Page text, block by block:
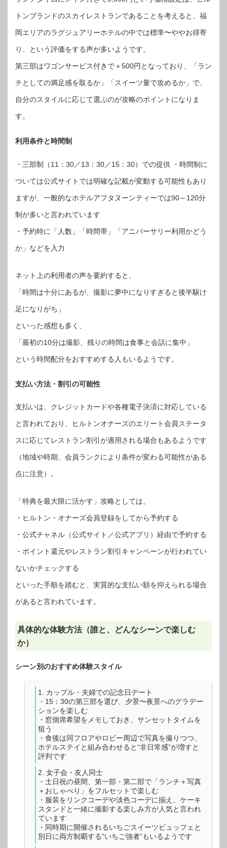
トンブランドのスカイレストランであることを考えると、福
岡エリアのラグジュアリーホテルの中では標準〜ややお得寄
り、という評価をする声が多いようです。
第三部はワゴンサービス付きで＋500円となっており、「ラン
チとしての満足感を取るか」「スイーツ量で攻めるか」で、
自分のスタイルに応じて選ぶのが攻略のポイントになりま
す。
利用条件と時間制
・三部制（11：30／13：30／15：30）での提供 ・時間制に
ついては公式サイトでは明確な記載が変動する可能性もあり
ますが、一般的なホテルアフタヌーンティーでは90～120分
制が多いと言われています
・予約時に「人数」「時間帯」「アニバーサリー利用かどう
か」などを入力
ネット上の利用者の声を要約すると、
「時間は十分にあるが、撮影に夢中になりすぎると後半駆け
足になりがち」
といった感想も多く、
「最初の10分は撮影、残りの時間は食事と会話に集中」
という時間配分をおすすめする人もいるようです。
支払い方法・割引の可能性
支払いは、クレジットカードや各種電子決済に対応している
と言われており、ヒルトンオナーズのエリート会員ステータ
スに応じてレストラン割引が適用される場合もあるようです
（地域や時期、会員ランクにより条件が変わる可能性がある
点に注意）。
「特典を最大限に活かす」攻略としては、
・ヒルトン・オナーズ会員登録をしてから予約する
・公式チャネル（公式サイト／公式アプリ）経由で予約する
・ポイント還元やレストラン割引キャンペーンが行われてい
ないかチェックする
といった手順を踏むと、実質的な支払い額を抑えられる場合
があると言われています。
具体的な体験方法（誰と、どんなシーンで楽しむ
か）
シーン別のおすすめ体験スタイル
カップル・夫婦での記念日デート
・15：30の第三部を選び、夕景〜夜景へのグラデー
ションを楽しむ
・窓側席希望をメモしておき、サンセットタイムを
狙う
・食後は同フロアやロビー周辺で写真を撮りつつ、
ホテルステイと組み合わせると“非日常感”が増すと
評判です
女子会・友人同士
・土日祝の昼間、第一部・第二部で「ランチ＋写真
＋おしゃべり」をフルセットで楽しむ
・服装をリンクコーデや淡色コーデに揃え、ケーキ
スタンドと一緒に撮影する楽しみ方が人気と言われ
ています
・同時期に開催されるいちごスイーツビュッフェと
別日に両方制覇する“いちご強者”もいるようです